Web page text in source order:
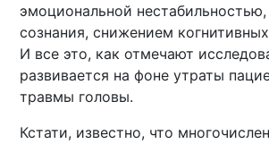
эмоциональной
сознания, снижением
И все это, как отмечают
развивается на фоне утраты
травмы головы.
Кстати, известно, что